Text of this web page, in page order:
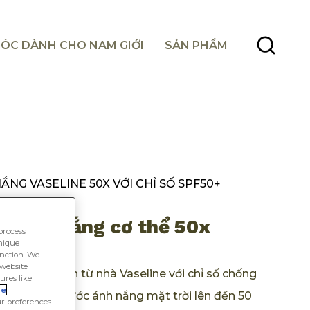
DÀNH CHO NAM GIỚI SẢN PHẨM
VASELINE 50X VỚI CHỈ SỐ SPF50+
nắng cơ thể 50x
vệ da đến từ nhà Vaseline với chỉ số chống
bảo vệ da trước ánh nắng mặt trời lên đến 50
We
like
preferences